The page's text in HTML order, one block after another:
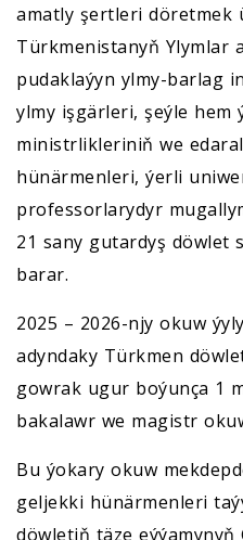
amatly şertleri döretmek
Türkmenistanyň Ylymlar
pudaklaýyn ylmy-barlag
ylmy işgärleri, şeýle hem
ministrlikleriniň we
hünärmenleri, ýerli
professorlarydyr
21 sany gutardyş döwlet
barar.
2025 – 2026-njy okuw
adyndaky Türkmen
gowrak ugur boýunça 1
bakalawr we magistr
Bu ýokary okuw
geljekki hünärmenleri
döwletiň täze